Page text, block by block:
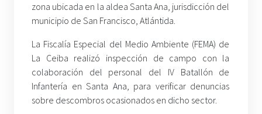
zona ubicada en la aldea Santa Ana, jurisdicción del
municipio de San Francisco, Atlántida.
La Fiscalía Especial del Medio Ambiente (FEMA) de
La Ceiba realizó inspección de campo con la
colaboración del personal del IV Batallón de
Infantería en Santa Ana, para verificar denuncias
sobre descombros ocasionados en dicho sector.